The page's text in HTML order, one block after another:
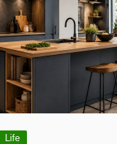
Life